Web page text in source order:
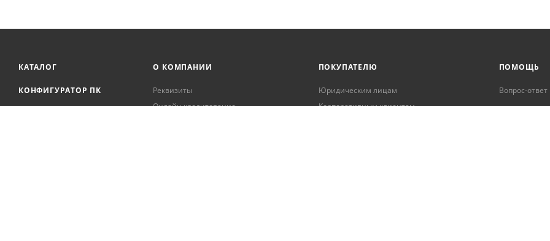
КАТАЛОГ
КОНФИГУРАТОР ПК
О КОМПАНИИ
Реквизиты
Онлайн кредитование
ПОКУПАТЕЛЮ
Юридическим лицам
Корпоративным клиентам
ПОМОЩЬ
Вопрос-ответ